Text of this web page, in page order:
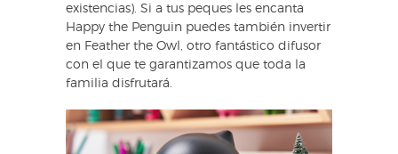
existencias). Si a tus peques les encanta
Happy the Penguin puedes también invertir
en Feather the Owl, otro fantástico difusor
con el que te garantizamos que toda la
familia disfrutará.